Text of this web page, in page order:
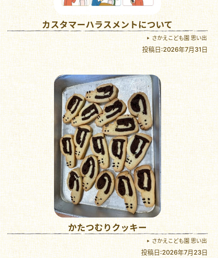
カスタマーハラスメントについて
さかえこども園 思い出
投稿日:2026年7月31日
かたつむりクッキー
さかえこども園 思い出
投稿日:2026年7月23日